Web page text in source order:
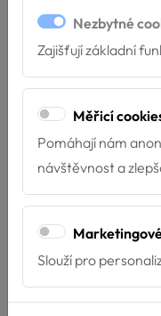
Počet kusů
Varianta
Koupit VLOŽIT
Nezbytné
Zajišťují základní
Měřicí
Pomáhají nám
návštěvnost a
Slouží pro